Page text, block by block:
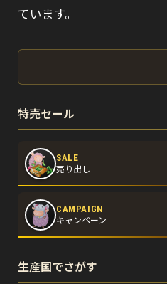
ています。
特売セール
SALE
売り出し
CAMPAIGN
キャンペーン
生産国でさがす